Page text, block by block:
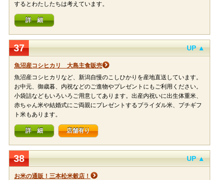
するとわたしたちは考えています。
詳 細
37 UP ▲
魚沼産コシヒカリ 大島主食販売
魚沼産コシヒカリなど、新潟自慢のこしひかりを産地直送しています。
お中元、御歳暮、内祝などのご進物やプレゼントにもご利用ください。
小袋詰などもいろいろご用意してあります。出産内祝いに出生体重米、
赤ちゃん米や結婚式にご両親にプレゼントするブライダル米、プチギフ
ト米もあります。
詳 細 店舗有り
38 UP ▲
お米の通販！三本松米穀店！